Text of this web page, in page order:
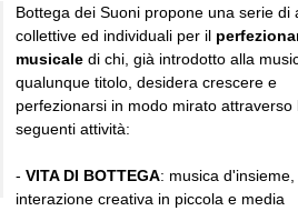
Bottega dei Suoni propone una serie di
collettive ed individuali per il
musicaledi chi, già introdotto alla
qualunque titolo, desidera crescere e
perfezionarsi in modo mirato attraverso
seguenti attività:
- VITA DI BOTTEGA: musica d'insieme,
interazione creativa in piccola e media